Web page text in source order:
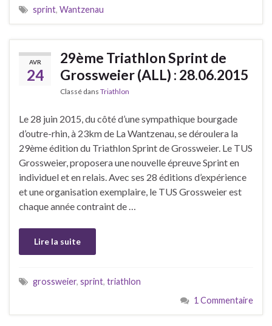
sprint, Wantzenau
AVR
24
29ème Triathlon Sprint de
Grossweier (ALL) : 28.06.2015
Classé dans Triathlon
Le 28 juin 2015, du côté d’une sympathique bourgade
d’outre-rhin, à 23km de La Wantzenau, se déroulera la
29ème édition du Triathlon Sprint de Grossweier. Le TUS
Grossweier, proposera une nouvelle épreuve Sprint en
individuel et en relais. Avec ses 28 éditions d’expérience
et une organisation exemplaire, le TUS Grossweier est
chaque année contraint de …
Lire la suite
grossweier, sprint, triathlon
1 Commentaire